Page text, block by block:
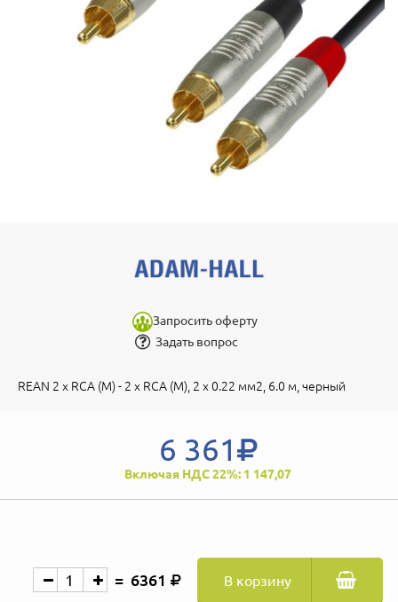
Запросить оферту
Задать вопрос
REAN 2 x RCA (M) - 2 x RCA (M), 2 x 0.22 мм2, 6.0 м, черный
6 361
Включая НДС 22%: 1 147,07
6361 В корзину